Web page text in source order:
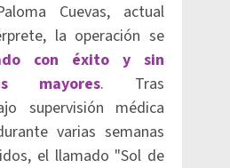
Cuevas, actual
la operación se
con éxito y sin
mayores. Tras
supervisión médica
varias semanas
el llamado "Sol de